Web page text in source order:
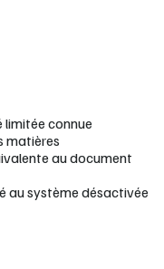
limitée connue
matières
au document
au système désactivée